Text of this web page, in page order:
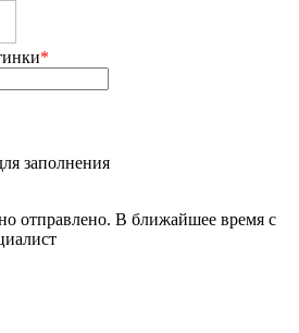
*
заполнения
отправлено. В ближайшее время с